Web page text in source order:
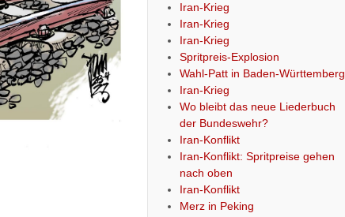
Iran-Krieg
Iran-Krieg
Iran-Krieg
Spritpreis-Explosion
Wahl-Patt in Baden-Württemberg
Iran-Krieg
Wo bleibt das neue Liederbuch
der Bundeswehr?
Iran-Konflikt
Iran-Konflikt: Spritpreise gehen
nach oben
Iran-Konflikt
Merz in Peking